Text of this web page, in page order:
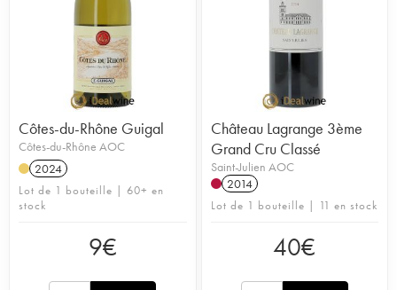
Côtes-du-Rhône Guigal
Côtes-du-Rhône AOC
2024
Lot de 1 bouteille | 60+ en
stock
9€
Château Lagrange 3ème
Grand Cru Classé
Saint-Julien AOC
2014
Lot de 1 bouteille | 11 en stock
40€